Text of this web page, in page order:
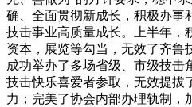
确、全面贯彻新成长，积极办事
技击事业高质量成长。上半年，
资本，展览等勾当，无效了齐鲁
成功举办了多场省级、市级技击
技击快乐喜爱者参取，无效提拔
力；完美了协会内部办理轨制，